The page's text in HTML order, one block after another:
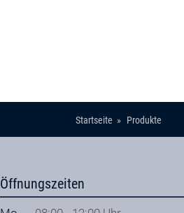
Startseite Produkte
Öffnungszeiten